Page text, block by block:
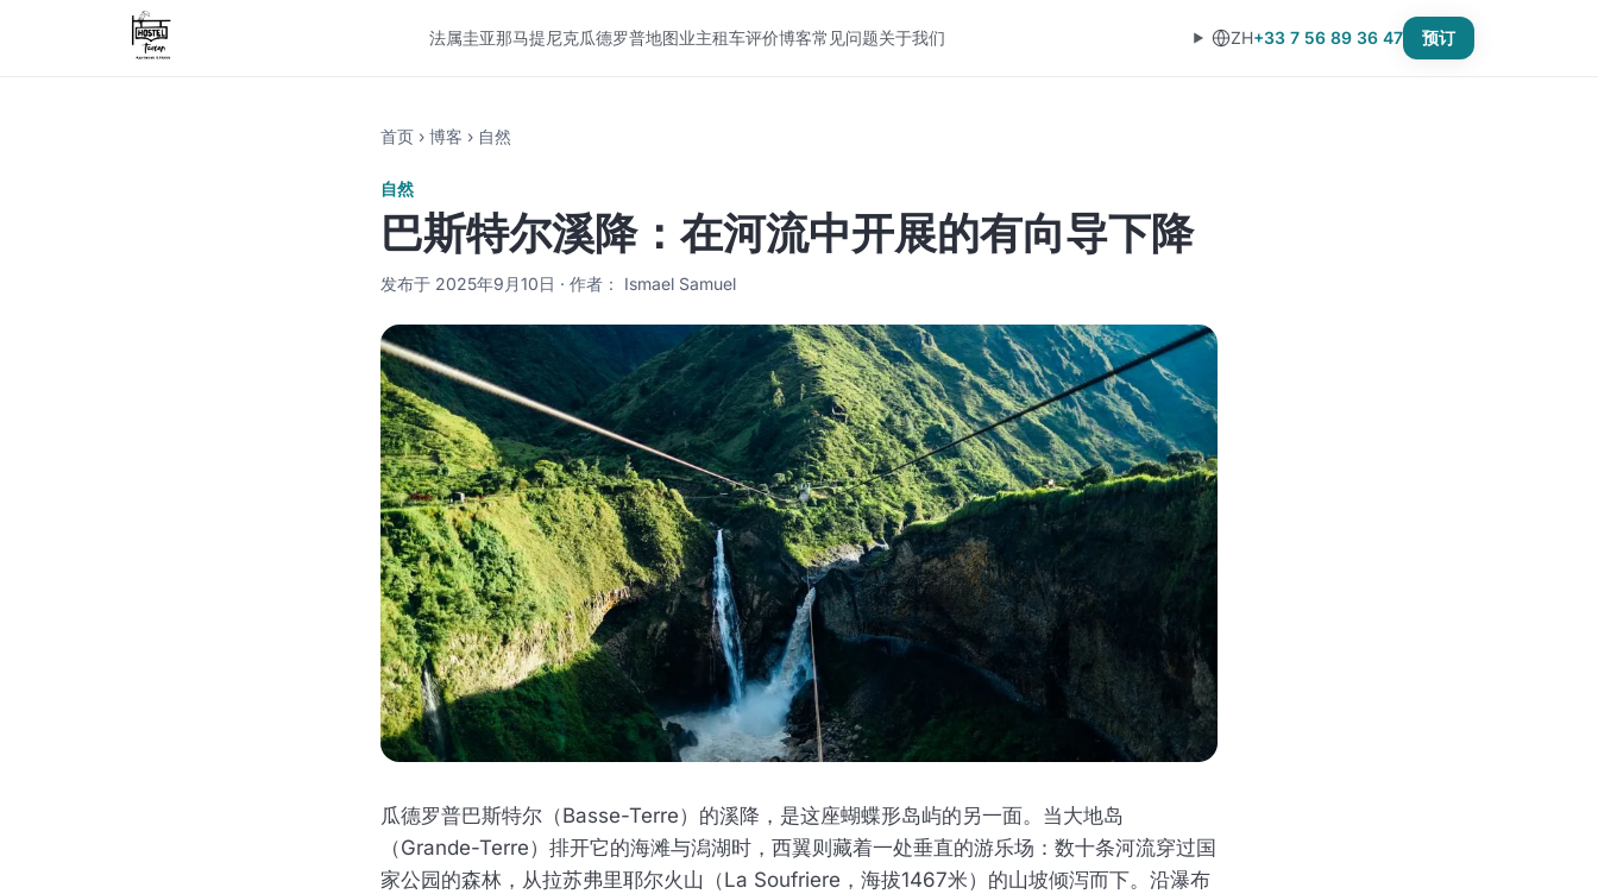
法属圭亚那马提尼克瓜德罗普地图业主租车评价博客常见问题关于我们 ZH+33 7 56 89 36 47 预订
首页 › 博客 › 自然
自然
巴斯特尔溪降：在河流中开展的有向导下降
发布于 2025年9月10日 · 作者： Ismael Samuel
瓜德罗普巴斯特尔（Basse-Terre）的溪降，是这座蝴蝶形岛屿的另一面。当大地岛
（Grande-Terre）排开它的海滩与潟湖时，西翼则藏着一处垂直的游乐场：数十条河流穿过国
家公园的森林，从拉苏弗里耶尔火山（La Soufriere，海拔1467米）的山坡倾泻而下。沿瀑布